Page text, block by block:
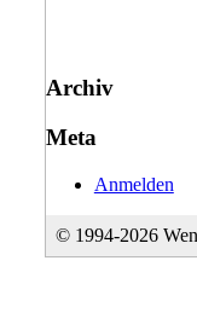
Archiv
Meta
Anmelden
© 1994-2026